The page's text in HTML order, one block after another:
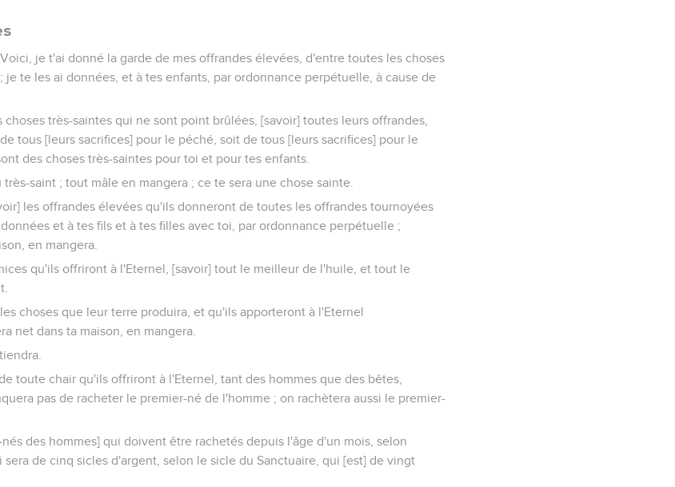
je t'ai donné la garde de mes offrandes élevées, d'entre toutes les choses
je te les ai données, et à tes enfants, par ordonnance perpétuelle, à cause de
très-saintes qui ne sont point brûlées, [savoir] toutes leurs offrandes,
tous [leurs sacrifices] pour le péché, soit de tous [leurs sacrifices] pour le
des choses très-saintes pour toi et pour tes enfants.
saint ; tout mâle en mangera ; ce te sera une chose sainte.
les offrandes élevées qu'ils donneront de toutes les offrandes tournoyées
et à tes fils et à tes filles avec toi, par ordonnance perpétuelle ;
en mangera.
qu'ils offriront à l'Eternel, [savoir] tout le meilleur de l'huile, et tout le
choses que leur terre produira, et qu'ils apporteront à l'Eternel
net dans ta maison, en mangera.
toute chair qu'ils offriront à l'Eternel, tant des hommes que des bêtes,
pas de racheter le premier-né de l'homme ; on rachètera aussi le premier-
des hommes] qui doivent être rachetés depuis l'âge d'un mois, selon
de cinq sicles d'argent, selon le sicle du Sanctuaire, qui [est] de vingt